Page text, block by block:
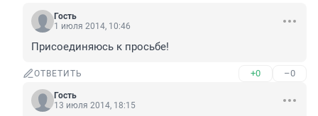
Гость
1 июля 2014, 10:46
Присоединяюсь к просьбе!
ОТВЕТИТЬ +0 –0
Гость
13 июля 2014, 18:15